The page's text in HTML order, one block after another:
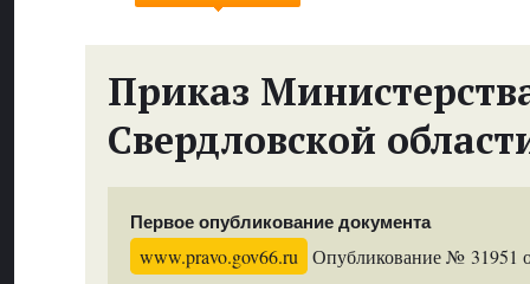
Приказ
Свердловской
Первое опубликование документа
www.pravo.gov66.ru Опубликование № 31951